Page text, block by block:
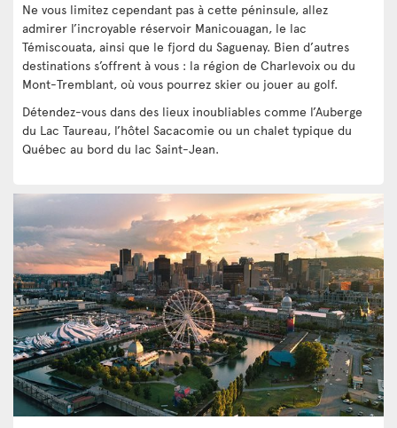
Ne vous limitez cependant pas à cette péninsule, allez
admirer l’incroyable réservoir Manicouagan, le lac
Témiscouata, ainsi que le fjord du Saguenay. Bien d’autres
destinations s’offrent à vous : la région de Charlevoix ou du
Mont-Tremblant, où vous pourrez skier ou jouer au golf.
Détendez-vous dans des lieux inoubliables comme l’Auberge
du Lac Taureau, l’hôtel Sacacomie ou un chalet typique du
Québec au bord du lac Saint-Jean.